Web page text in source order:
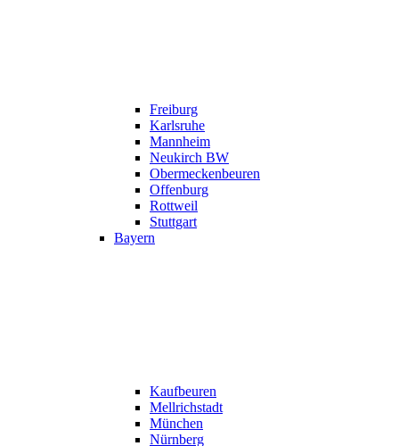
Freiburg
Karlsruhe
Mannheim
Neukirch BW
Obermeckenbeuren
Offenburg
Rottweil
Stuttgart
Bayern
Kaufbeuren
Mellrichstadt
München
Nürnberg